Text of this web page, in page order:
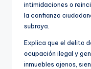
intimidaciones o
la confianza
subraya.
Explica que el delito
ocupación ilegal y
inmuebles ajenos,